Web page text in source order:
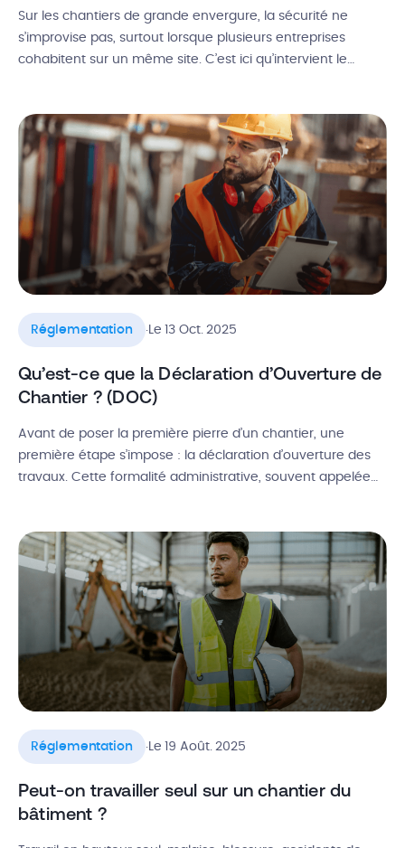
Sur les chantiers de grande envergure, la sécurité ne
s’improvise pas, surtout lorsque plusieurs entreprises
cohabitent sur un même site. C’est ici qu’intervient le
composition, fonctionnement : on vous explique tout ce
qu’il faut savoir sur ce […]
Réglementation Le 13 Oct. 2025
Qu’est-ce que la Déclaration d’Ouverture de
Chantier ? (DOC)
Avant de poser la première pierre d’un chantier, une
première étape s’impose : la déclaration d’ouverture des
travaux. Cette formalité administrative, souvent appelée
plusieurs garanties majeures, dont la fameuse assurance
décennale. Définition de la DROC, identification de la […]
Réglementation .Le 19 Août. 2025
Peut-on travailler seul sur un chantier du
bâtiment ?